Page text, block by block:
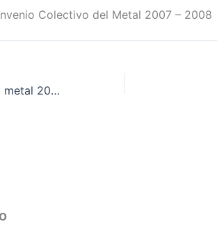
Colectivo del Metal 2007 – 2008
Convenio colectivo del metal 2007 – 2010